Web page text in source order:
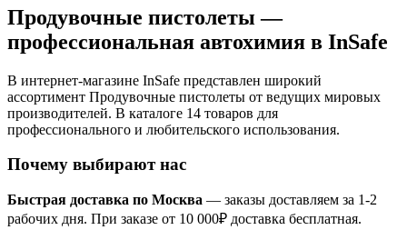
Продувочные пистолеты —
профессиональная автохимия в InSafe
В интернет-магазине InSafe представлен широкий
ассортимент Продувочные пистолеты от ведущих мировых
производителей. В каталоге 14 товаров для
профессионального и любительского использования.
Почему выбирают нас
Быстрая доставка по Москва — заказы доставляем за 1-2
рабочих дня. При заказе от 10 000₽ доставка бесплатная.